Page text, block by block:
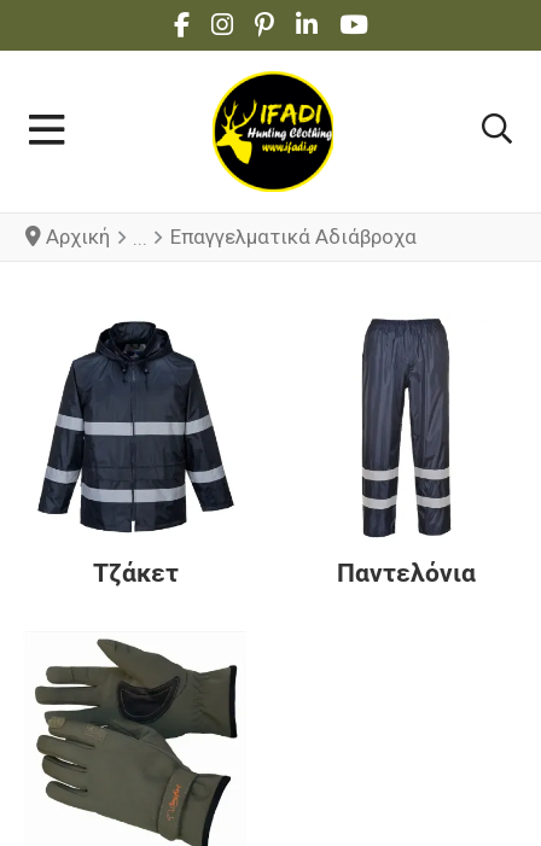
FACEBOOK SOCIAL LINK
INSTAGRAM SOCIAL LINK
PINTEREST SOCIAL LINK
LINKEDIN SOCIAL LINK
YOUTUBE SOCIAL
Αρχική Επαγγελματικά Αδιάβροχα
Τζάκετ Παντελόνια